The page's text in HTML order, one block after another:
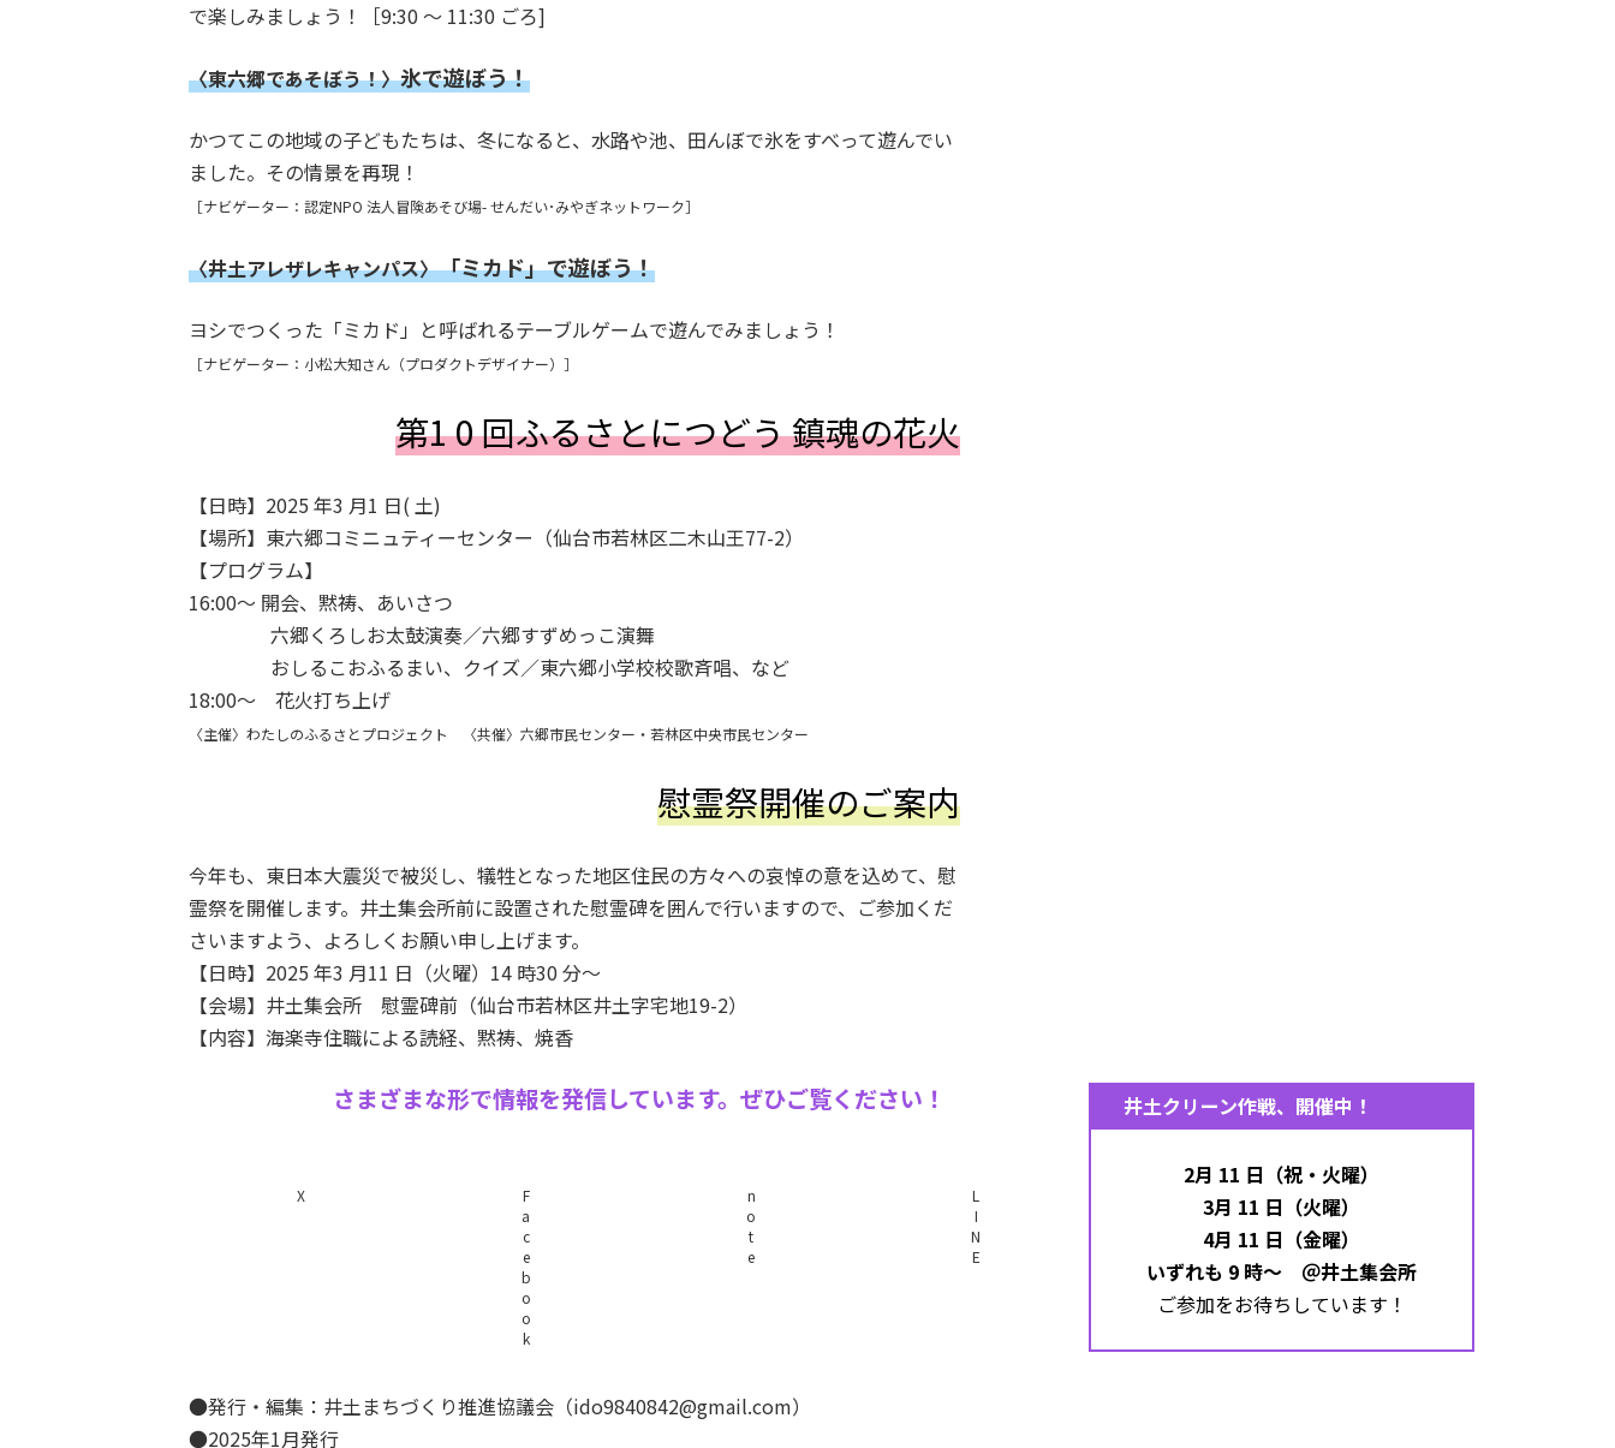
で楽しみましょう！［9:30 ～ 11:30 ごろ]
〈東六郷であそぼう！〉氷で遊ぼう！
かつてこの地域の子どもたちは、冬になると、水路や池、田んぼで氷をすべって遊んでい
ました。その情景を再現！
［ナビゲーター：認定NPO 法人冒険あそび場- せんだい･みやぎネットワーク］
〈井土アレザレキャンパス〉「ミカド」で遊ぼう！
ヨシでつくった「ミカド」と呼ばれるテーブルゲームで遊んでみましょう！
［ナビゲーター：小松大知さん（プロダクトデザイナー）］
第1 0 回ふるさとにつどう 鎮魂の花火
【日時】2025 年3 月1 日( 土)
【場所】東六郷コミニュティーセンター（仙台市若林区二木山王77-2）
【プログラム】
16:00〜 開会、黙祷、あいさつ
六郷くろしお太鼓演奏／六郷すずめっこ演舞
おしるこおふるまい、クイズ／東六郷小学校校歌斉唱、など
18:00〜 花火打ち上げ
〈主催〉わたしのふるさとプロジェクト 〈共催〉六郷市民センター・若林区中央市民センター
慰霊祭開催のご案内
今年も、東日本大震災で被災し、犠牲となった地区住民の方々への哀悼の意を込めて、慰
霊祭を開催します。井土集会所前に設置された慰霊碑を囲んで行いますので、ご参加くだ
さいますよう、よろしくお願い申し上げます。
【日時】2025 年3 月11 日（火曜）14 時30 分～
【会場】井土集会所 慰霊碑前（仙台市若林区井土字宅地19-2）
【内容】海楽寺住職による読経、黙祷、焼香
さまざまな形で情報を発信しています。ぜひご覧ください！
X
F
a
c
e
b
o
o
k
n
o
t
e
L
I
N
E
井土クリーン作戦、開催中！
2月 11 日（祝・火曜）
3月 11 日（火曜）
4月 11 日（金曜）
いずれも 9 時～ ＠井土集会所
ご参加をお待ちしています！
●発行・編集：井土まちづくり推進協議会（ido9840842@gmail.com）
●2025年1月発行